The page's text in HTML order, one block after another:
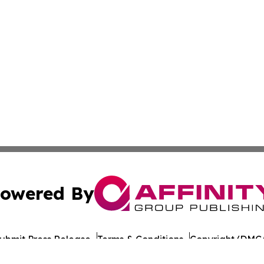
By
Press Release Terms & Conditions Copyright/